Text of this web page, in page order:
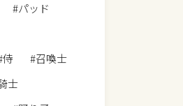
#パッド
侍
#召喚士
士